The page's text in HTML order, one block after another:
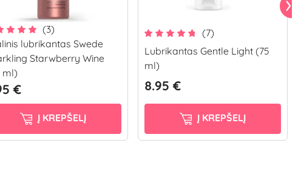
(3)
lubrikantas Swede
Starwberry Wine
ml)
€
Į KREPŠELĮ
(7)
Lubrikantas Gentle Light (75
ml)
8.95 €
Į KREPŠELĮ